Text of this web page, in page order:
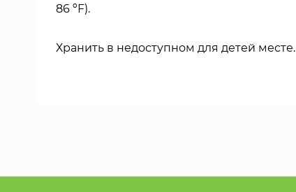
86 ºF).
Хранить в недоступном для детей месте.